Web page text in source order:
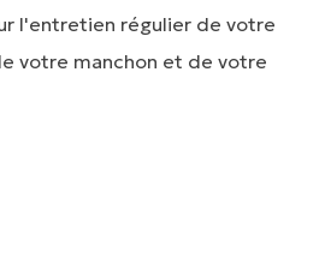
l'entretien régulier de votre
votre manchon et de votre